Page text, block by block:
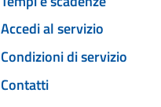
Accedi al servizio
Condizioni di servizio
Contatti